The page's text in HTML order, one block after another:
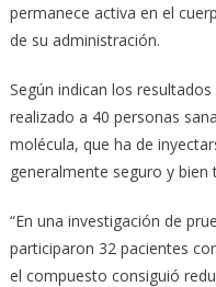
permanece activa en el
de su administración.
Según indican los
realizado a 40 personas
molécula, que ha de
generalmente seguro y bien
“En una investigación de
participaron 32 pacientes
el compuesto consiguió